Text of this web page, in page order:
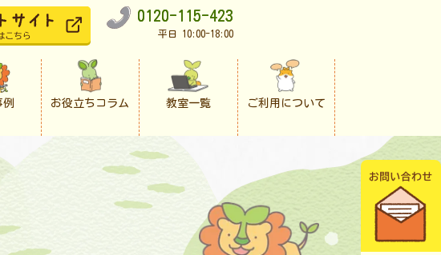
0120-115-423
平日 10:00-18:00
お役立ちコラム 教室一覧 ご利用について